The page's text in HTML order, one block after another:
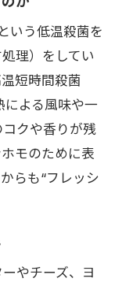
いう低温殺菌を
理）をしてい
短時間殺菌
による風味や一
クや香りが残
モのために表
らも“フレッシ
やチーズ、ヨ